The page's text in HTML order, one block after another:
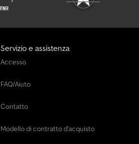
Servizio e assistenza
Accesso
FAQ/Aiuto
Contatto
Modello di contratto d'acquisto